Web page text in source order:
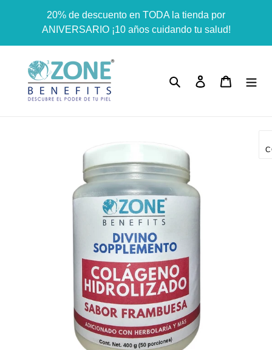
Dummy products title
Surat, Gujarat
directamente
contenido
20% de descuento en TODA la tienda por
ANIVERSARIO ¡10 años cuidando tu salud!
Buscar Ingresar Carrito